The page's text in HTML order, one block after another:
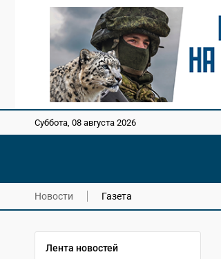
Суббота, 08 августа 2026
Новости Газета
Лента новостей